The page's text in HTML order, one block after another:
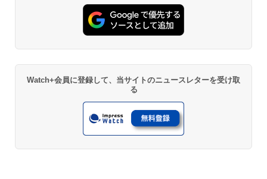
Watch+会員に登録して、当サイトのニュースレターを受け取
る